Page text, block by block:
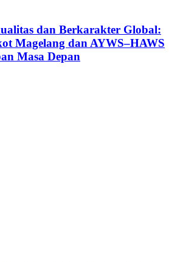
dan Berkarakter Global:
Magelang dan AYWS–HAWS
Masa Depan